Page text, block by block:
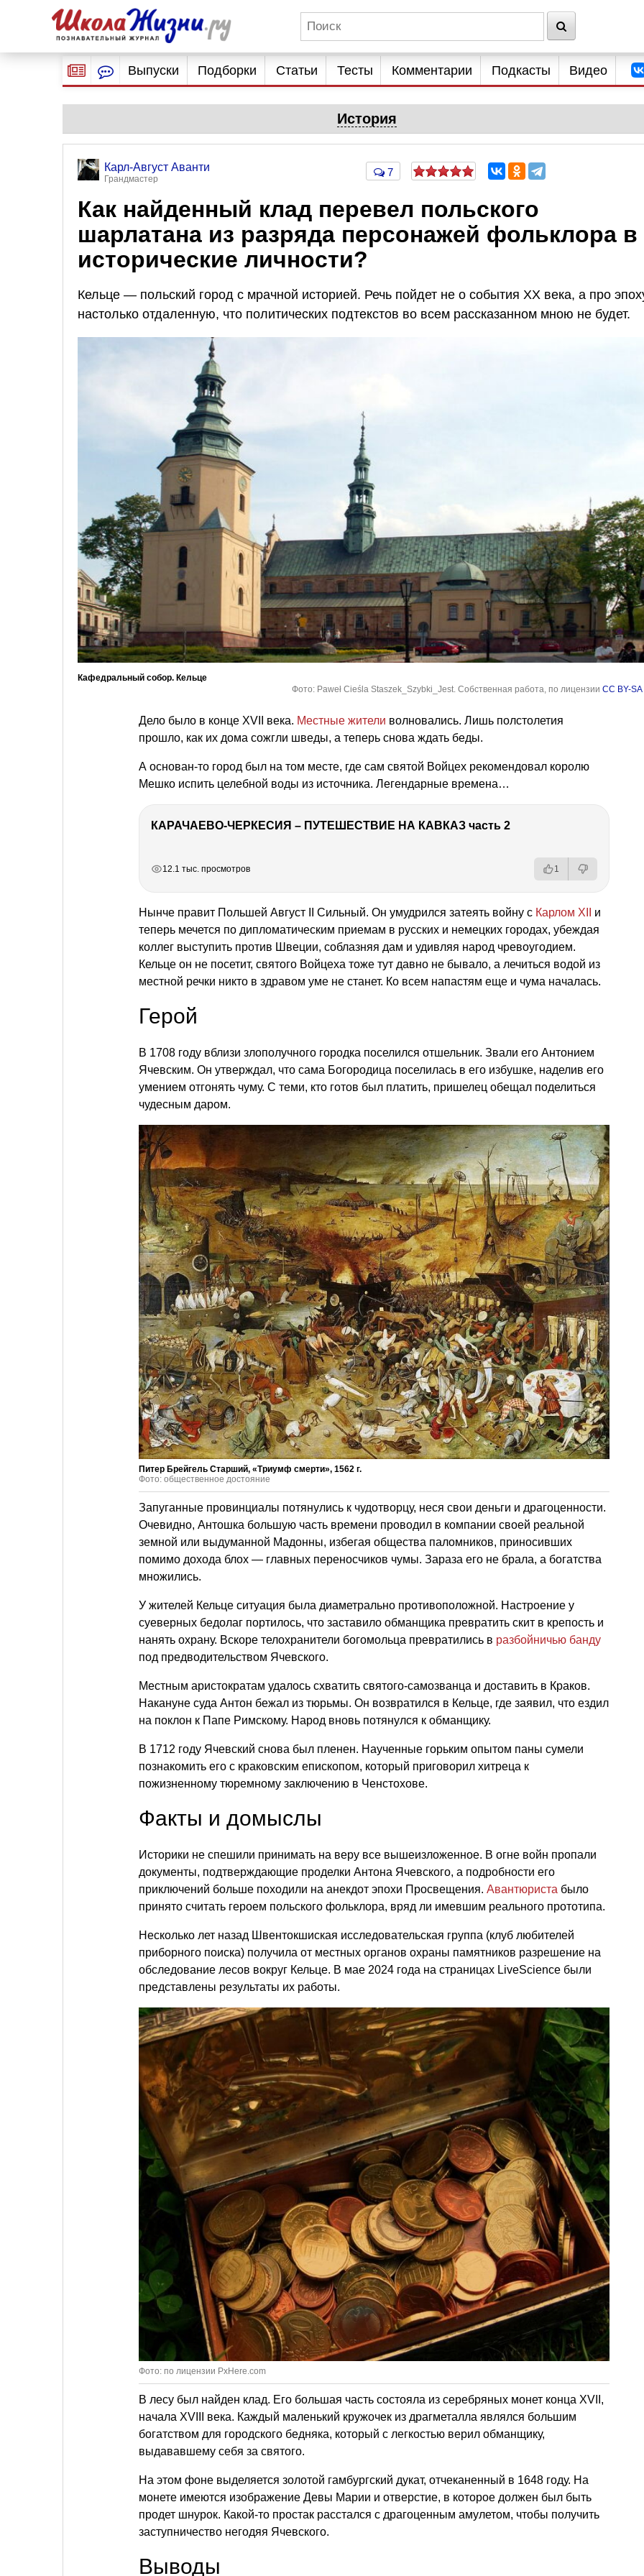
Выпуски Подборки Статьи Тесты Комментарии Подкасты Видео
История
Карл-Август Аванти
Грандмастер
7
Как найденный клад перевел польского
шарлатана из разряда персонажей фольклора в
исторические личности?
Кельце — польский город с мрачной историей. Речь пойдет не о события ХХ века, а про
настолько отдаленную, что политических подтекстов во всем рассказанном мною не будет.
Кафедральный собор. Кельце
Фото: Paweł Cieśla Staszek_Szybki_Jest. Собственная работа, по лицензии CC BY-SA
Дело было в конце XVII века. Местные жители волновались. Лишь полстолетия
прошло, как их дома сожгли шведы, а теперь снова ждать беды.
А основан-то город был на том месте, где сам святой Войцех рекомендовал королю
Мешко испить целебной воды из источника. Легендарные времена…
КАРАЧАЕВО-ЧЕРКЕСИЯ – ПУТЕШЕСТВИЕ НА КАВКАЗ часть 2
12.1 тыс. просмотров 1
Нынче правит Польшей Август II Сильный. Он умудрился затеять войну с Карлом XII
и
теперь мечется по дипломатическим приемам в русских и немецких городах, убеждая
коллег выступить против Швеции, соблазняя дам и удивляя народ чревоугодием.
Кельце он не посетит, святого Войцеха тоже тут давно не бывало, а лечиться водой из
местной речки никто в здравом уме не станет. Ко всем напастям еще и чума началась.
Герой
В 1708 году вблизи злополучного городка поселился отшельник. Звали его Антонием
Ячевским. Он утверждал, что сама Богородица поселилась в его избушке, наделив его
умением отгонять чуму. С теми, кто готов был платить, пришелец обещал поделиться
чудесным даром.
Питер Брейгель Старший, «Триумф смерти», 1562 г.
Фото: общественное достояние
Запуганные провинциалы потянулись к чудотворцу, неся свои деньги и драгоценности.
Очевидно, Антошка большую часть времени проводил в компании своей реальной
земной или выдуманной Мадонны, избегая общества паломников, приносивших
помимо дохода блох — главных переносчиков чумы. Зараза его не брала, а богатства
множились.
У жителей Кельце ситуация была диаметрально противоположной. Настроение у
суеверных бедолаг портилось, что заставило обманщика превратить скит в крепость и
нанять охрану. Вскоре телохранители богомольца превратились в разбойничью банду
под предводительством Ячевского.
Местным аристократам удалось схватить святого-самозванца и доставить в Краков.
Накануне суда Антон бежал из тюрьмы. Он возвратился в Кельце, где заявил, что ездил
на поклон к Папе Римскому. Народ вновь потянулся к обманщику.
В 1712 году Ячевский снова был пленен. Наученные горьким опытом паны сумели
познакомить его с краковским епископом, который приговорил хитреца к
пожизненному тюремному заключению в Ченстохове.
Факты и домыслы
Историки не спешили принимать на веру все вышеизложенное. В огне войн пропали
документы, подтверждающие проделки Антона Ячевского, а подробности его
приключений больше походили на анекдот эпохи Просвещения. Авантюриста было
принято считать героем польского фольклора, вряд ли имевшим реального прототипа.
Несколько лет назад Швентокшиская исследовательская группа (клуб любителей
приборного поиска) получила от местных органов охраны памятников разрешение на
обследование лесов вокруг Кельце. В мае 2024 года на страницах LiveScience были
представлены результаты их работы.
Фото: по лицензии PxHere.com
В лесу был найден клад. Его большая часть состояла из серебряных монет конца XVII,
начала XVIII века. Каждый маленький кружочек из драгметалла являлся большим
богатством для городского бедняка, который с легкостью верил обманщику,
выдававшему себя за святого.
На этом фоне выделяется золотой гамбургский дукат, отчеканенный в 1648 году. На
монете имеются изображение Девы Марии и отверстие, в которое должен был быть
продет шнурок. Какой-то простак расстался с драгоценным амулетом, чтобы получить
заступничество негодяя Ячевского.
Выводы